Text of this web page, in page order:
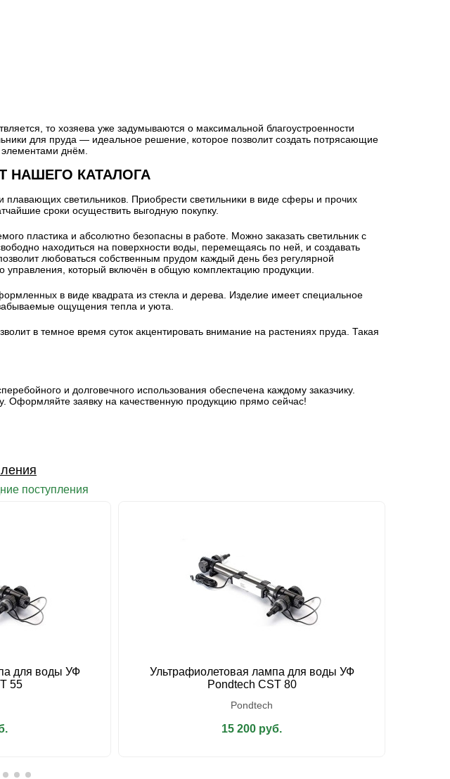
то хозяева уже задумываются о максимальной благоустроенности
для пруда — идеальное решение, которое позволит создать потрясающие
днём.
НАШЕГО КАТАЛОГА
светильников. Приобрести светильники в виде сферы и прочих
сроки осуществить выгодную покупку.
пластика и абсолютно безопасны в работе. Можно заказать светильник с
находиться на поверхности воды, перемещаясь по ней, и создавать
любоваться собственным прудом каждый день без регулярной
управления, который включён в общую комплектацию продукции.
в виде квадрата из стекла и дерева. Изделие имеет специальное
ощущения тепла и уюта.
в темное время суток акцентировать внимание на растениях пруда. Такая
и долговечного использования обеспечена каждому заказчику.
Оформляйте заявку на качественную продукцию прямо сейчас!
поступления
для воды УФ
55
Ультрафиолетовая лампа для воды УФ
Pondtech CST 80
Pondtech
15 200 руб.